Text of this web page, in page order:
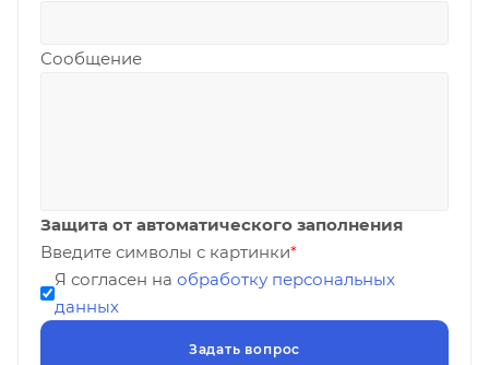
Сообщение
Защита от автоматического заполнения
Введите символы с картинки*
Я согласен на обработку персональных
данных